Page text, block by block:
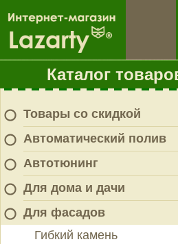
Каталог
Товары со скидкой
Автоматический полив
Автотюнинг
Для дома и дачи
Для фасадов
Гибкий камень